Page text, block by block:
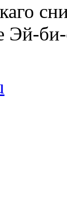
Эй-